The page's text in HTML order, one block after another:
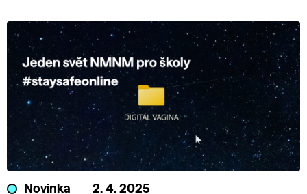
Novinka 2. 4. 2025